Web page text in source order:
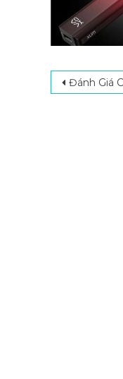
Post
Đánh Giá Chi Tiết